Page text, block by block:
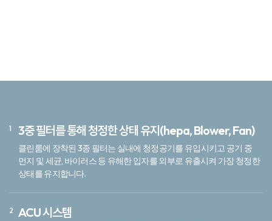
3중 필터를 통해 청정한 상태 유지(hepa, Blower, Fan)
클린룸에 장착된 3종 필터는 실내에 청정공기를 유입시키고 공기 중
먼지 및 세균, 바이러스 등 유해한 입자를 외부로 유출시켜 가장 청정한
상태를 유지합니다.
ACU 시스템